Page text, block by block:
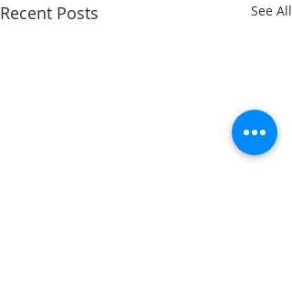
Recent Posts See All